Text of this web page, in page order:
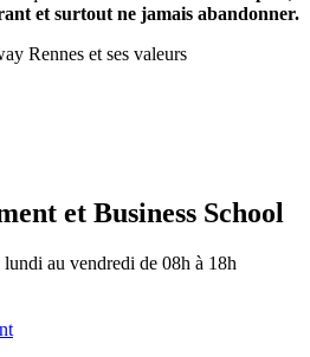
et surtout ne jamais abandonner.
Rennes et ses valeurs
et Business School
au vendredi de 08h à 18h